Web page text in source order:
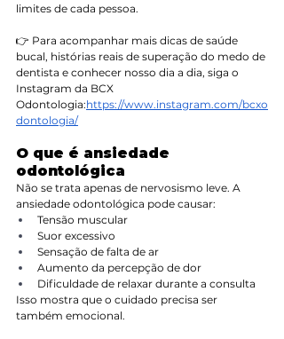
limites de cada pessoa.
👉 Para acompanhar mais dicas de saúde
bucal, histórias reais de superação do medo de
dentista e conhecer nosso dia a dia, siga o
Instagram da BCX
Odontologia:https://www.instagram.com/bcxo
dontologia/
O que é ansiedade
odontológica
Não se trata apenas de nervosismo leve. A
ansiedade odontológica pode causar:
Tensão muscular
Suor excessivo
Sensação de falta de ar
Aumento da percepção de dor
Dificuldade de relaxar durante a consulta
Isso mostra que o cuidado precisa ser
também emocional.